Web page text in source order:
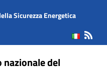
Sicurezza Energetica
nazionale del